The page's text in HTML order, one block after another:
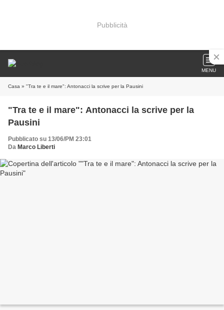
Pubblicità
MENU
Casa » "Tra te e il mare": Antonacci la scrive per la Pausini
"Tra te e il mare": Antonacci la scrive per la
Pausini
Pubblicato su 13/06/PM 23:01
Da Marco Liberti